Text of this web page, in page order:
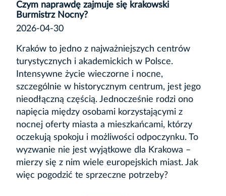
Czym naprawdę zajmuje się krakowski
Burmistrz Nocny?
2026-04-30
Kraków to jedno z najważniejszych centrów
turystycznych i akademickich w Polsce.
Intensywne życie wieczorne i nocne,
szczególnie w historycznym centrum, jest jego
nieodłączną częścią. Jednocześnie rodzi ono
napięcia między osobami korzystającymi z
nocnej oferty miasta a mieszkańcami, którzy
oczekują spokoju i możliwości odpoczynku. To
wyzwanie nie jest wyjątkowe dla Krakowa –
mierzy się z nim wiele europejskich miast. Jak
więc pogodzić te sprzeczne potrzeby?